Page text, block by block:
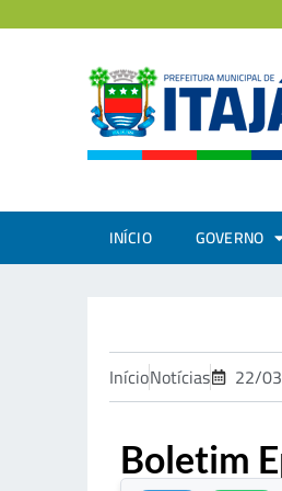
INÍCIO GOVERNO
InícioNotícias 22/
Boletim